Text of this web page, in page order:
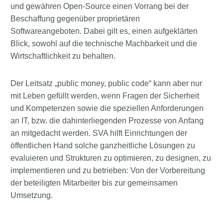
und gewähren Open-Source einen Vorrang bei der
Beschaffung gegenüber proprietären
Softwareangeboten. Dabei gilt es, einen aufgeklärten
Blick, sowohl auf die technische Machbarkeit und die
Wirtschaftlichkeit zu behalten.
Der Leitsatz „public money, public code“ kann aber nur
mit Leben gefüllt werden, wenn Fragen der Sicherheit
und Kompetenzen sowie die speziellen Anforderungen
an IT, bzw. die dahinterliegenden Prozesse von Anfang
an mitgedacht werden. SVA hilft Einrichtungen der
öffentlichen Hand solche ganzheitliche Lösungen zu
evaluieren und Strukturen zu optimieren, zu designen, zu
implementieren und zu betrieben: Von der Vorbereitung
der beteiligten Mitarbeiter bis zur gemeinsamen
Umsetzung.